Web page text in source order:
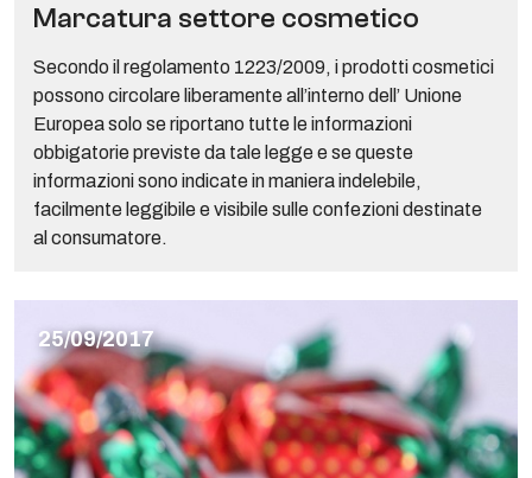
Marcatura settore cosmetico
Secondo il regolamento 1223/2009, i prodotti cosmetici
possono circolare liberamente all’interno dell’ Unione
Europea solo se riportano tutte le informazioni
obbigatorie previste da tale legge e se queste
informazioni sono indicate in maniera indelebile,
facilmente leggibile e visibile sulle confezioni destinate
al consumatore.
25/09/2017